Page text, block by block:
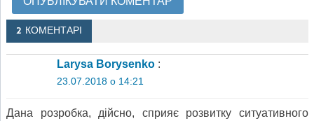
2 КОМЕНТАРІ
Larysa Borysenko :
23.07.2018 о 14:21
Дана розробка, дійсно, сприяє розвитку ситуативного